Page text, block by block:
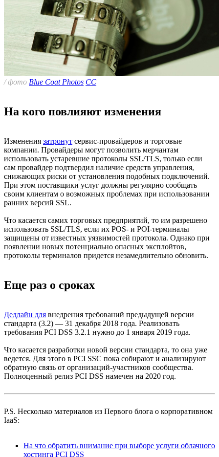
/ фото Blue Coat Photos CC
На кого повлияют изменения
Изменения затронут сервис-провайдеров и торговые
компании. Провайдеры могут позволить мерчантам
использовать устаревшие протоколы SSL/TLS, только если
сам провайдер подтвердил наличие средств управления,
снижающих риски от установления подобных подключений.
При этом поставщики услуг должны регулярно сообщать
своим клиентам о возможных проблемах при использовании
ранних версий SSL.
Что касается самих торговых предприятий, то им разрешено
использовать SSL/TLS, если их POS- и POI-терминалы
защищены от известных уязвимостей протокола. Однако при
появлении новых потенциально опасных эксплойтов,
протоколы терминалов придется незамедлительно обновить.
Еще раз о сроках
Дедлайн для внедрения требований предыдущей версии
стандарта (3.2) — 31 декабря 2018 года. Реализовать
требования PCI DSS 3.2.1 нужно до 1 января 2019 года.
Что касается разработки новой версии стандарта, то она уже
ведется. Для этого в PCI SSC пока собирают и анализируют
обратную связь от организаций-участников сообщества.
Полноценный релиз PCI DSS намечен на 2020 год.
P.S. Несколько материалов из Первого блога о корпоративном
IaaS:
На что обратить внимание при выборе услуги облачного
хостинга PCI DSS